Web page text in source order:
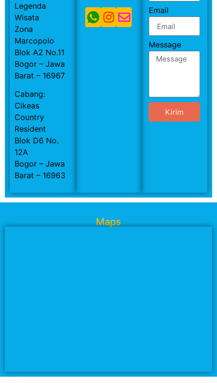
Legenda
Wisata
Zona
Marcopolo
Blok A2 No.11
Bogor – Jawa
Barat – 16967
Cabang:
Cikeas
Country
Resident
Blok D6 No.
12A
Bogor – Jawa
Barat – 16963
Email
Message
Kirim
Maps